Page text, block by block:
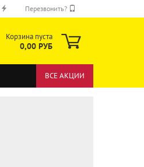
Перезвонить?
Корзина пуста
0,00 РУБ
ВСЕ АКЦИИ